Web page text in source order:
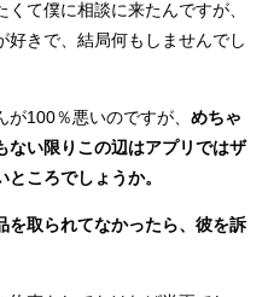
て僕に相談に来たんですが、
好きで、結局何もしませんでし
100％悪いのですが、 めちゃ
ない限りこの辺はアプリではザ
ころでしょうか。
を取られてなかったら、彼を訴